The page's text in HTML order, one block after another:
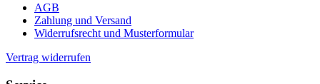
AGB
Zahlung und Versand
Widerrufsrecht und Musterformular
Vertrag widerrufen